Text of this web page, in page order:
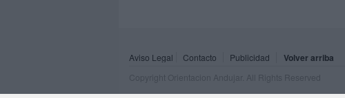
Aviso Legal Contacto Publicidad Volver arriba